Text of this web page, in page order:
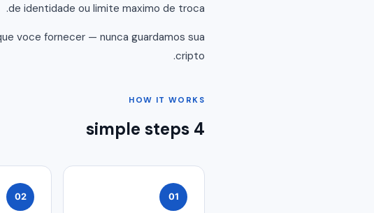
de identidade ou limite maximo de troca.
voce fornecer — nunca guardamos sua
cripto.
HOW IT WORKS
4 simple steps
01
02